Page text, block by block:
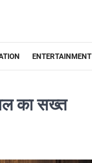
ENTERTAINMENT
का सख्त